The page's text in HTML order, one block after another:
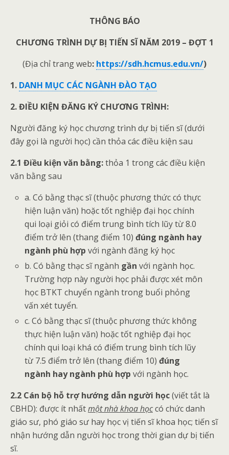
THÔNG BÁO
CHƯƠNG TRÌNH DỰ BỊ TIẾN SĨ NĂM 2019 – ĐỢT 1
(Địa chỉ trang web: https://sdh.hcmus.edu.vn/)
1. DANH MỤC CÁC NGÀNH ĐÀO TẠO
2. ĐIỀU KIỆN ĐĂNG KÝ CHƯƠNG TRÌNH:
Người đăng ký học chương trình dự bị tiến sĩ (dưới
đây gọi là người học) cần thỏa các điều kiện sau
2.1 Điều kiện văn bằng:thỏa 1 trong các điều kiện
văn bằng sau
a. Có bằng thạc sĩ (thuộc phương thức có thực
hiện luận văn) hoặc tốt nghiệp đại học chính
qui loại giỏi có điểm trung bình tích lũy từ 8.0
điểm trở lên (thang điểm 10)đúng ngành hay
ngành phù hợp với ngành đăng ký học
b. Có bằng thạc sĩ ngành gần với ngành học.
Trường hợp này người học phải được xét môn
học BTKT chuyển ngành trong buổi phỏng
vấn xét tuyển.
c. Có bằng thạc sĩ (thuộc phương thức không
thực hiện luận văn) hoặc tốt nghiệp đại học
chính qui loại khá có điểm trung bình tích lũy
từ 7.5 điểm trở lên (thang điểm 10)đúng
ngành hay ngành phù hợp với ngành học.
2.2 Cán bộ hỗ trợ hướng dẫn người học(viết tắt là
CBHD): được ít nhấtmột nhà khoa họccó chức danh
giáo sư, phó giáo sư hay học vị tiến sĩ khoa học; tiến sĩ
nhận hướng dẫn người học trong thời gian dự bị tiến
sĩ.